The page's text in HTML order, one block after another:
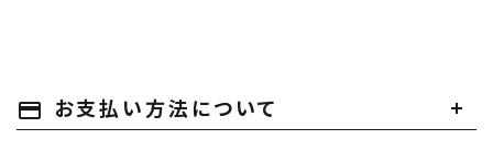
payment お支払い方法について